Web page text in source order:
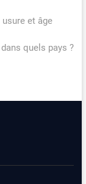
et âge
quels pays ?